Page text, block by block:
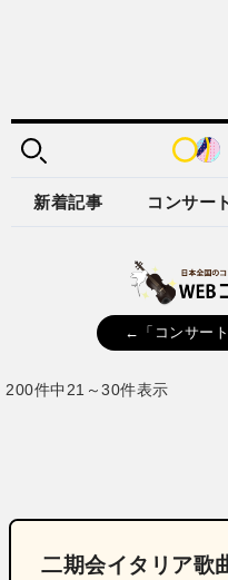
新着記事 コンサー
←「コンサー
200件中21～30件表示
二期会イタリア歌